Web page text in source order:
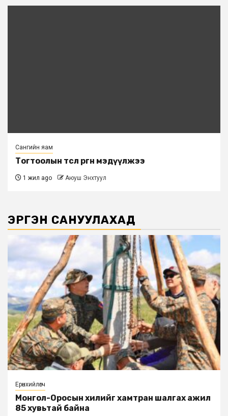
Сангийн яам
Тогтоолын төсөл өргөн мэдүүлжээ
1 жил ago Аюуш Энхтуул
ЭРГЭН САНУУЛАХАД
Ерөнхийлөгч
Монгол-Оросын хилийг хамтран шалгах ажил
85 хувьтай байна